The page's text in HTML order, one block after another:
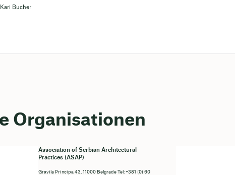
Kari Bucher
Organisationen
Association of Serbian Architectural
Practices (ASAP)
Gravila Principa 43, 11000 Belgrade Tel: +381 (0) 60